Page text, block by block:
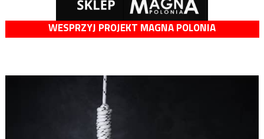
WESPRZYJ PROJEKT MAGNA POLONIA